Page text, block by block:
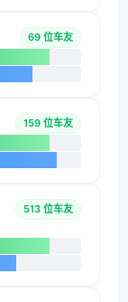
69 位车友
159 位车友
513 位车友